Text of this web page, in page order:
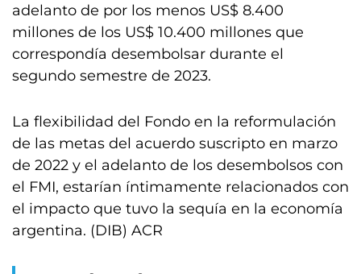
adelanto de por los menos US$ 8.400
millones de los US$ 10.400 millones que
correspondía desembolsar durante el
segundo semestre de 2023.
La flexibilidad del Fondo en la reformulación
de las metas del acuerdo suscripto en marzo
de 2022 y el adelanto de los desembolsos con
el FMI, estarían íntimamente relacionados con
el impacto que tuvo la sequía en la economía
argentina. (DIB) ACR